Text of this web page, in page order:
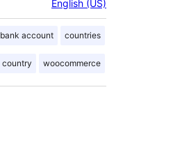
English (US)
bank account countries
country woocommerce